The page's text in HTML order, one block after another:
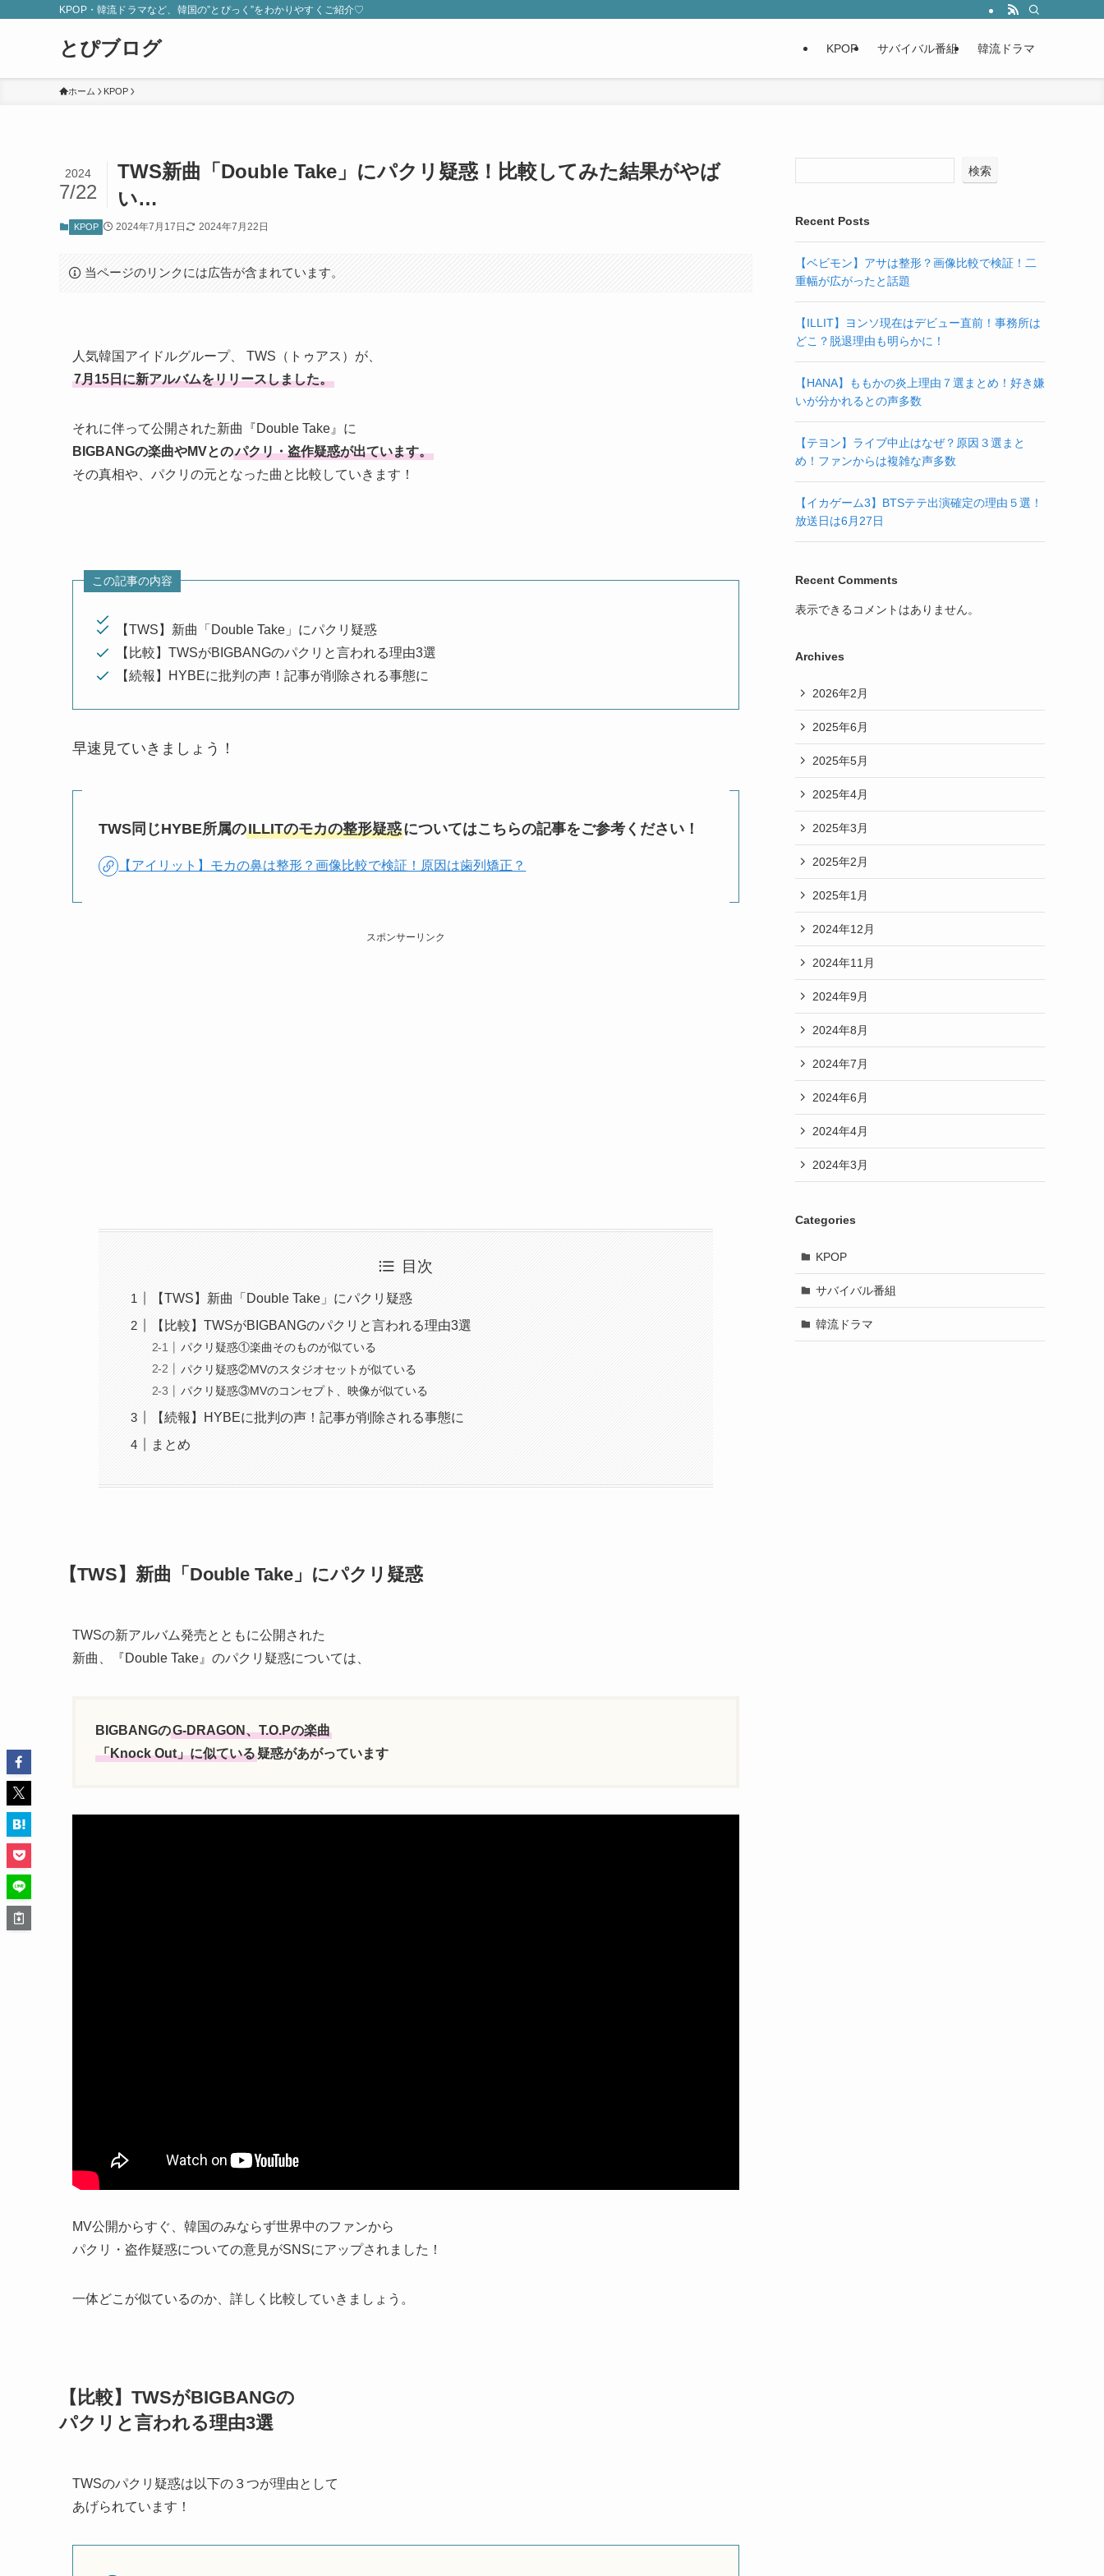
KPOP・韓流ドラマなど、韓国の”とぴっく”をわかりやすくご紹介♡
とぴブログ KPOP サバイバル番組 韓流ドラマ
ホーム KPOP
TWS新曲「Double Take」にパクリ疑惑！比較してみた結果がやば
い…
2024
7/22
KPOP 2024年7月17日 2024年7月22日
当ページのリンクには広告が含まれています。
人気韓国アイドルグループ、 TWS（トゥアス）が、
7月15日に新アルバムをリリースしました。
それに伴って公開された新曲『Double Take』に
BIGBANGの楽曲やMVとのパクリ・盗作疑惑が出ています。
その真相や、パクリの元となった曲と比較していきます！
この記事の内容
【TWS】新曲「Double Take」にパクリ疑惑
【比較】TWSがBIGBANGのパクリと言われる理由3選
【続報】HYBEに批判の声！記事が削除される事態に
早速見ていきましょう！
TWS同じHYBE所属のILLITのモカの整形疑惑についてはこちらの記事をご参考ください！
【アイリット】モカの鼻は整形？画像比較で検証！原因は歯列矯正？
スポンサーリンク
目次
【TWS】新曲「Double Take」にパクリ疑惑
【比較】TWSがBIGBANGのパクリと言われる理由3選
パクリ疑惑①楽曲そのものが似ている
パクリ疑惑②MVのスタジオセットが似ている
パクリ疑惑③MVのコンセプト、映像が似ている
【続報】HYBEに批判の声！記事が削除される事態に
まとめ
【TWS】新曲「Double Take」にパクリ疑惑
TWSの新アルバム発売とともに公開された
新曲、『Double Take』のパクリ疑惑については、
BIGBANGのG-DRAGON、T.O.Pの楽曲
「Knock Out」に似ている疑惑があがっています
MV公開からすぐ、韓国のみならず世界中のファンから
パクリ・盗作疑惑についての意見がSNSにアップされました！
一体どこが似ているのか、詳しく比較していきましょう。
【比較】TWSがBIGBANGの
パクリと言われる理由3選
TWSのパクリ疑惑は以下の３つが理由として
あげられています！
検索
Recent Posts
【ベビモン】アサは整形？画像比較で検証！二
重幅が広がったと話題
【ILLIT】ヨンソ現在はデビュー直前！事務所は
どこ？脱退理由も明らかに！
【HANA】ももかの炎上理由７選まとめ！好き嫌
いが分かれるとの声多数
【テヨン】ライブ中止はなぜ？原因３選まと
め！ファンからは複雑な声多数
【イカゲーム3】BTSテテ出演確定の理由５選！
放送日は6月27日
Recent Comments
表示できるコメントはありません。
Archives
2026年2月
2025年6月
2025年5月
2025年4月
2025年3月
2025年2月
2025年1月
2024年12月
2024年11月
2024年9月
2024年8月
2024年7月
2024年6月
2024年4月
2024年3月
Categories
KPOP
サバイバル番組
韓流ドラマ